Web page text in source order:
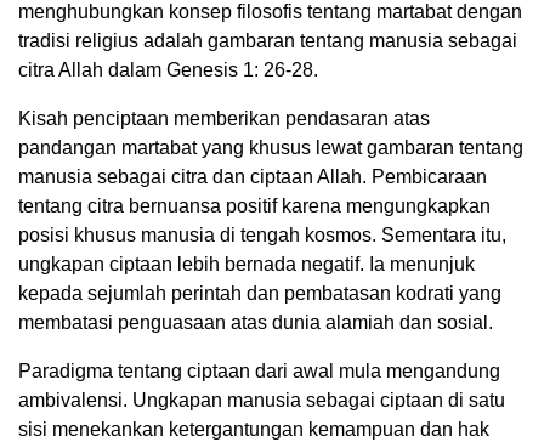
menghubungkan konsep filosofis tentang martabat dengan
tradisi religius adalah gambaran tentang manusia sebagai
citra Allah dalam Genesis 1: 26-28.
Kisah penciptaan memberikan pendasaran atas
pandangan martabat yang khusus lewat gambaran tentang
manusia sebagai citra dan ciptaan Allah. Pembicaraan
tentang citra bernuansa positif karena mengungkapkan
posisi khusus manusia di tengah kosmos. Sementara itu,
ungkapan ciptaan lebih bernada negatif. Ia menunjuk
kepada sejumlah perintah dan pembatasan kodrati yang
membatasi penguasaan atas dunia alamiah dan sosial.
Paradigma tentang ciptaan dari awal mula mengandung
ambivalensi. Ungkapan manusia sebagai ciptaan di satu
sisi menekankan ketergantungan kemampuan dan hak